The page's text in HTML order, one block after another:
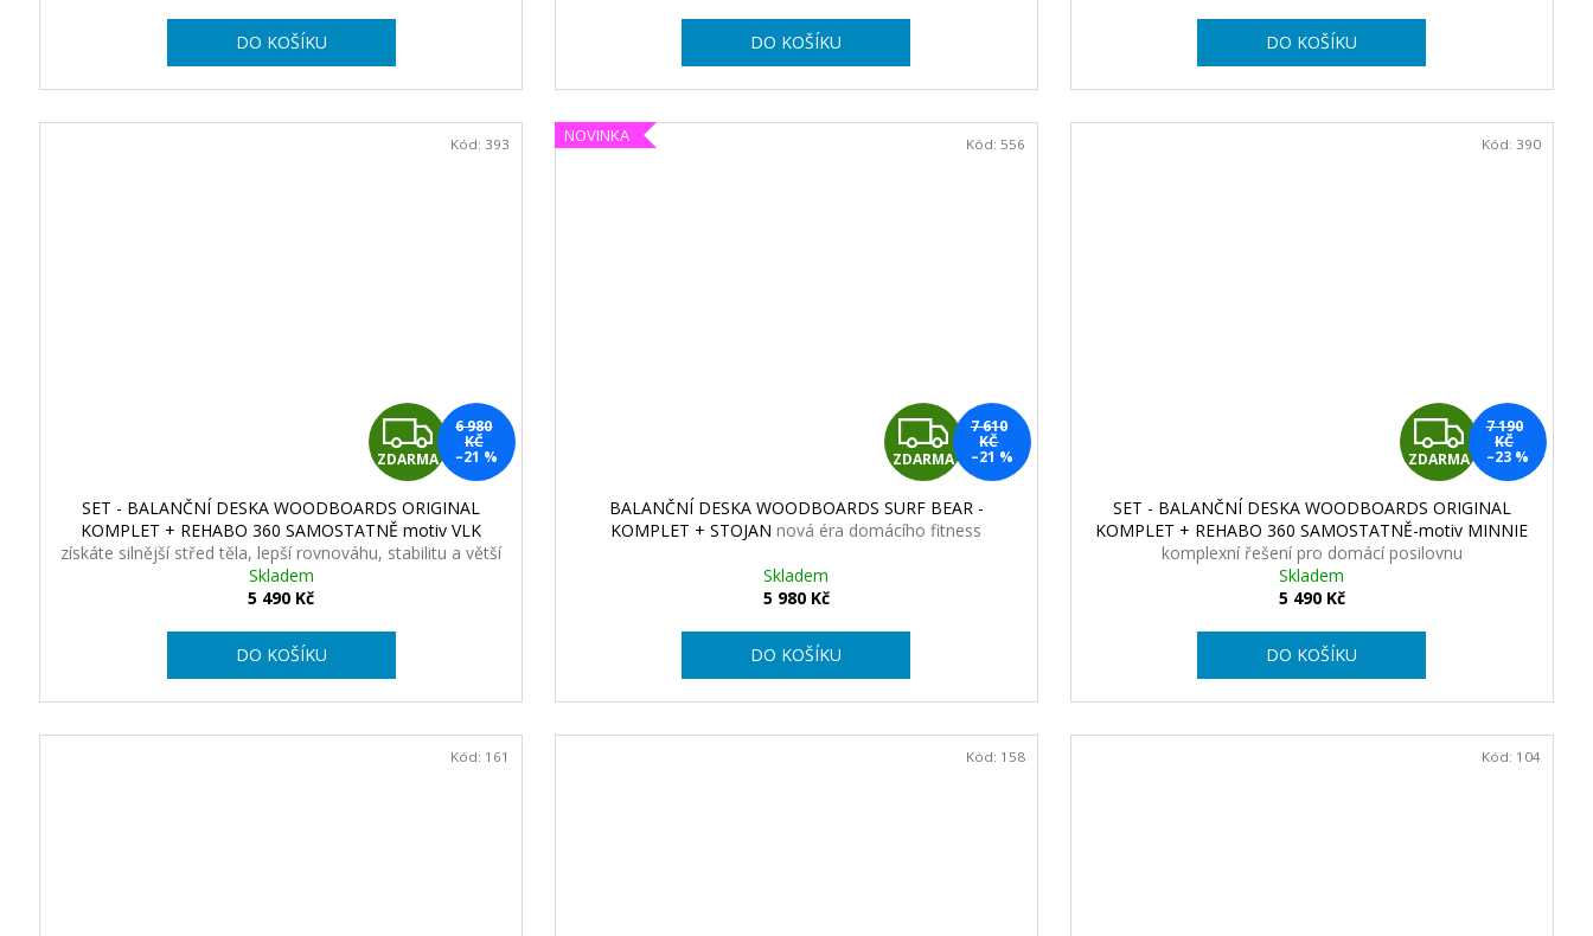
DO KOŠÍKU DO KOŠÍKU DO KOŠÍKU
Z
D
A
ZDARMA
6 980
KČ
–21 %
SET - BALANČNÍ DESKA WOODBOARDS ORIGINAL
KOMPLET + REHABO 360 SAMOSTATNĚ motiv VLK
získáte silnější střed těla, lepší rovnováhu, stabilitu a větší
kontrolu nad vlastním pohybem
Skladem
5 490 Kč
DO KOŠÍKU
Kód: 393 NOVINKA
Z
D
A
ZDARMA
7 610
KČ
–21 %
BALANČNÍ DESKA WOODBOARDS SURF BEAR -
KOMPLET + STOJANnová éra domácího fitness
Skladem
5 980 Kč
DO KOŠÍKU
Kód: 556
Z
D
A
ZDARMA
7 190
KČ
–23 %
SET - BALANČNÍ DESKA WOODBOARDS ORIGINAL
KOMPLET + REHABO 360 SAMOSTATNĚ-motiv MINNIE
komplexní řešení pro domácí posilovnu
Skladem
5 490 Kč
DO KOŠÍKU
Kód: 390
Kód: 161 Kód: 158 Kód: 104